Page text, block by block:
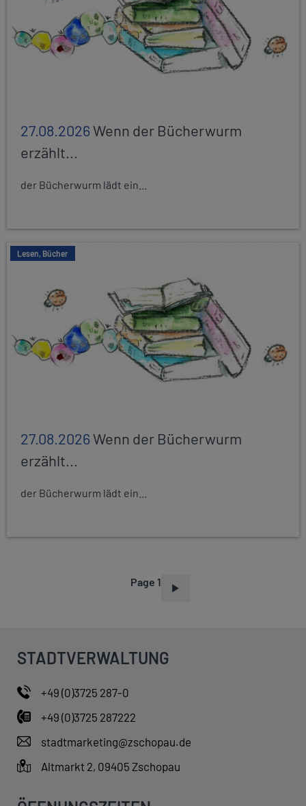
27.08.2026Wenn der Bücherwurm
erzählt...
der Bücherwurm lädt ein...
Lesen, Bücher
27.08.2026Wenn der Bücherwurm
erzählt...
der Bücherwurm lädt ein...
Page 1
STADTVERWALTUNG
+49 (0)3725 287-0
+49 (0)3725 287222
stadtmarketing@zschopau.de
Altmarkt 2, 09405 Zschopau